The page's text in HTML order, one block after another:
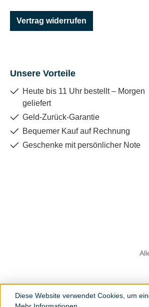
Vertrag widerrufen
Unsere Vorteile
Heute bis 11 Uhr bestellt – Morgen
geliefert
Geld-Zurück-Garantie
Bequemer Kauf auf Rechnung
Geschenke mit persönlicher Note
Diese Website verwendet Cookies, um